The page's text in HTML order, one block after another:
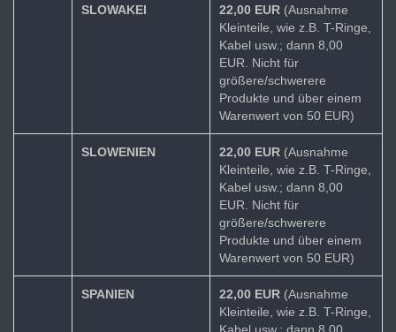
SLOWAKEI 22,00 EUR (Ausnahme
Kleinteile, wie z.B. T-Ringe,
Kabel usw.; dann 8,00
EUR. Nicht für
größere/schwerere
Produkte und über einem
Warenwert von 50 EUR)
SLOWENIEN 22,00 EUR (Ausnahme
Kleinteile, wie z.B. T-Ringe,
Kabel usw.; dann 8,00
EUR. Nicht für
größere/schwerere
Produkte und über einem
Warenwert von 50 EUR)
SPANIEN 22,00 EUR (Ausnahme
Kleinteile, wie z.B. T-Ringe,